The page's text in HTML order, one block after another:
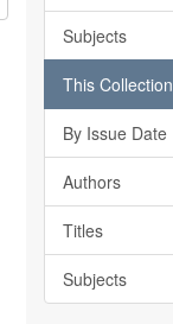
Subjects
This Collection
By Issue Date
Authors
Titles
Subjects